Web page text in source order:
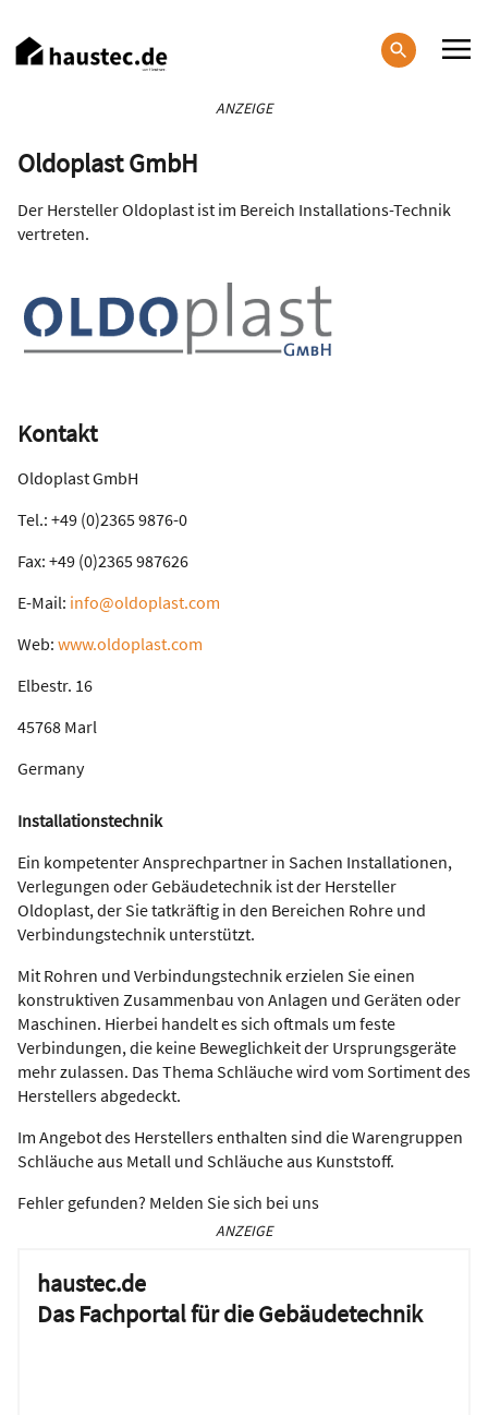
zum
Inhalt
ANZEIGE
Oldoplast GmbH
Der Hersteller Oldoplast ist im Bereich Installations-Technik
vertreten.
Kontakt
Oldoplast GmbH
Tel.: +49 (0)2365 9876-0
Fax: +49 (0)2365 987626
E-Mail: info@oldoplast.com
Web: www.oldoplast.com
Elbestr. 16
45768 Marl
Germany
Installationstechnik
Ein kompetenter Ansprechpartner in Sachen Installationen,
Verlegungen oder Gebäudetechnik ist der Hersteller
Oldoplast, der Sie tatkräftig in den Bereichen Rohre und
Verbindungstechnik unterstützt.
Mit Rohren und Verbindungstechnik erzielen Sie einen
konstruktiven Zusammenbau von Anlagen und Geräten oder
Maschinen. Hierbei handelt es sich oftmals um feste
Verbindungen, die keine Beweglichkeit der Ursprungsgeräte
mehr zulassen. Das Thema Schläuche wird vom Sortiment des
Herstellers abgedeckt.
Im Angebot des Herstellers enthalten sind die Warengruppen
Schläuche aus Metall und Schläuche aus Kunststoff.
Fehler gefunden? Melden Sie sich bei uns
ANZEIGE
haustec.de
Das Fachportal für die Gebäudetechnik